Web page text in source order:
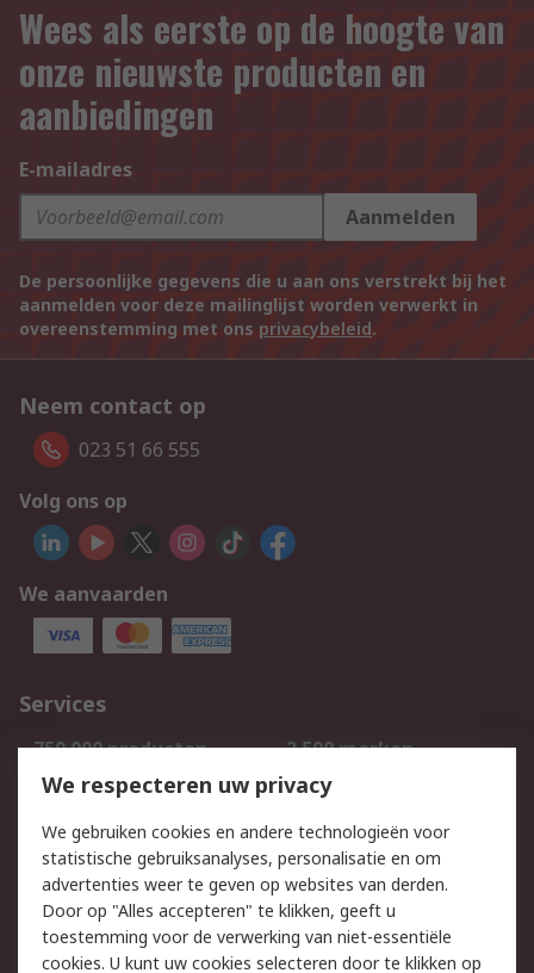
Wees als eerste op de hoogte van
onze nieuwste producten en
aanbiedingen
E-mailadres
Aanmelden
De persoonlijke gegevens die u aan ons verstrekt bij het
aanmelden voor deze mailinglijst worden verwerkt in
overeenstemming met ons privacybeleid.
Neem contact op
023 51 66 555
Volg ons op
We aanvaarden
Services
750.000 producten
2.500 merken
Bestellen
Inkoopoplossingen
Track & Trace
Wettelijk
Cookiebeleid Email veiligheid
We respecteren uw privacy
We gebruiken cookies en andere technologieën voor
statistische gebruiksanalyses, personalisatie en om
advertenties weer te geven op websites van derden.
Door op "Alles accepteren" te klikken, geeft u
toestemming voor de verwerking van niet-essentiële
cookies. U kunt uw cookies selecteren door te klikken op